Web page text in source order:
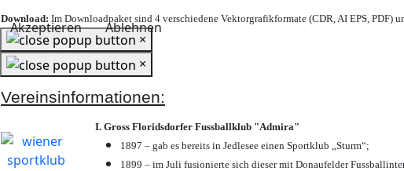
Akzeptieren
Ablehnen
Download: Im Downloadpaket sind 4 verschiedene Vektorgrafikformate (CDR, AI EPS, PDF)
×
×
Vereinsinformationen:
I. Gross Floridsdorfer Fussballklub "Admira"
1897 – gab es bereits in Jedlesee einen Sportklub „Sturm“;
1899 – im Juli fusionierte sich dieser mit Donaufelder